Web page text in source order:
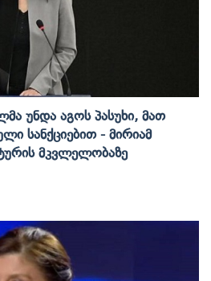
Უნდა Აგოს Პასუხი, Მათ
Სანქციებით - Მირიამ
Მკვლელობაზე